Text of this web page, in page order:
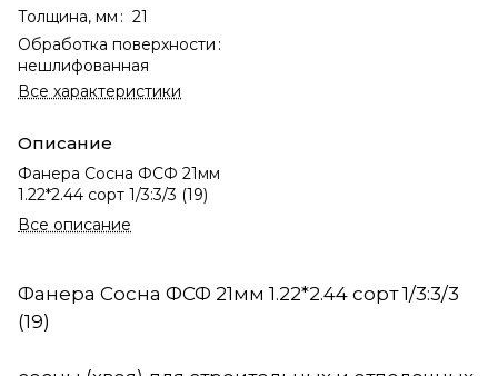
Толщина, мм : 21
Обработка поверхности :
нешлифованная
Все характеристики
Описание
Фанера Сосна ФСФ 21мм
1.22*2.44 сорт 1/3:3/3 (19)
Все описание
Фанера Сосна ФСФ 21мм 1.22*2.44 сорт 1/3:3/3
(19)